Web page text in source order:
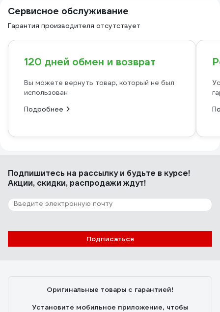
Сервисное обслуживание
Гарантия производителя отсутствует
120 дней обмен и возврат
Вы можете вернуть товар, который не был
использован
Подробнее
Подпишитесь на рассылкуи будьте в курсе!
Акции, скидки, распродажи ждут!
Подписаться
Оригинальные товары с гарантией!
Установите мобильное приложение, чтобы